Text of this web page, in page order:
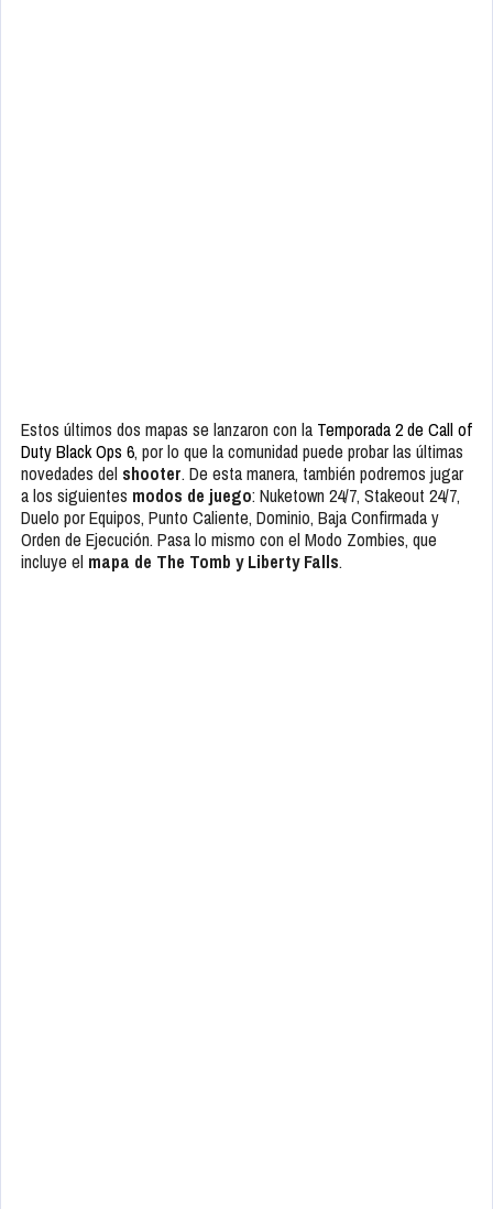
Estos últimos dos mapas se lanzaron con la Temporada 2 de Call of
Duty Black Ops 6, por lo que la comunidad puede probar las últimas
novedades del shooter. De esta manera, también podremos jugar
a los siguientes modos de juego: Nuketown 24/7, Stakeout 24/7,
Duelo por Equipos, Punto Caliente, Dominio, Baja Confirmada y
Orden de Ejecución. Pasa lo mismo con el Modo Zombies, que
incluye el mapa de The Tomb y Liberty Falls.